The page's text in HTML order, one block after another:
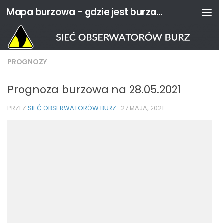
Przejdź do treści Mapa burzowa - gdzie jest burza? | Sieć Obserwatorów Burz
PROGNOZY
Prognoza burzowa na 28.05.2021
PRZEZ SIEĆ OBSERWATORÓW BURZ · 27 MAJA, 2021